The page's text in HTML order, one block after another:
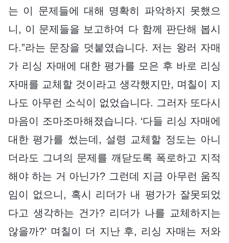
는 이 문제들에 대해 명확히 파악하지 못했으
니, 이 문제들을 보고하여 다 함께 판단해 봅시
다.”라는 문장을 덧붙였습니다. 저는 왕러 자매
가 리싱 자매에 대한 평가를 모은 후 바로 리싱
자매를 교체할 것이라고 생각했지만, 며칠이 지
나도 아무런 소식이 없었습니다. 그러자 또다시
마음이 조마조마해졌습니다. ‘다들 리싱 자매에
대한 평가를 썼는데, 설령 교체할 정도는 아니
더라도 그녀의 문제를 깨닫도록 폭로하고 지적
해야 하는 거 아닌가? 그런데 지금 아무런 움직
임이 없으니, 혹시 리더가 내 평가가 잘못되었
다고 생각하는 건가? 리더가 나를 교체하지는
않을까?’ 며칠이 더 지난 후, 리싱 자매는 저와